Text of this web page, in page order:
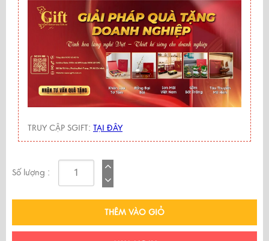
TRUY CẬP SGIFT: TẠI ĐÂY
Số lượng :
THÊM VÀO GIỎ